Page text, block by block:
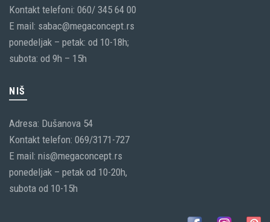
Kontakt telefoni: 060/ 345 64 00
E mail: sabac@megaconcept.rs
ponedeljak – petak: od 10-18h;
subota: od 9h – 15h
NIŠ
Adresa: Dušanova 54
Kontakt telefon: 069/3171-727
E mail: nis@megaconcept.rs
ponedeljak – petak od 10-20h,
subota od 10-15h